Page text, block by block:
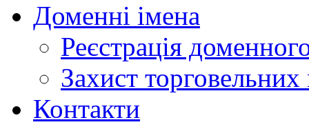
Доменні імена
Реєстрація
Захист
Контакти